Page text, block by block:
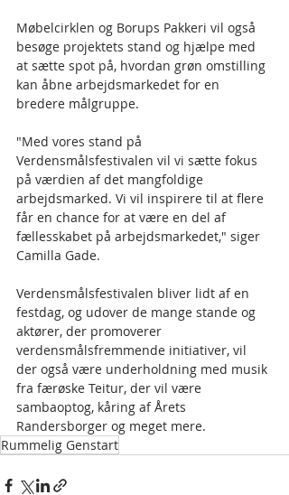
Møbelcirklen og Borups Pakkeri vil også
besøge projektets stand og hjælpe med
at sætte spot på, hvordan grøn omstilling
kan åbne arbejdsmarkedet for en
bredere målgruppe.
"Med vores stand på
Verdensmålsfestivalen vil vi sætte fokus
på værdien af det mangfoldige
arbejdsmarked. Vi vil inspirere til at flere
får en chance for at være en del af
fællesskabet på arbejdsmarkedet," siger
Camilla Gade.
Verdensmålsfestivalen bliver lidt af en
festdag, og udover de mange stande og
aktører, der promoverer
verdensmålsfremmende initiativer, vil
der også være underholdning med musik
fra færøske Teitur, der vil være
sambaoptog, kåring af Årets
Randersborger og meget mere.
Rummelig Genstart